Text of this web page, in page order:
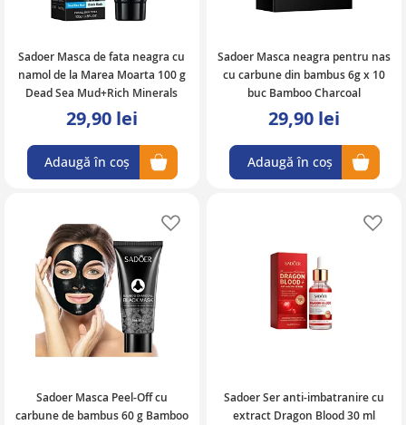
Sadoer Masca de fata neagra cu
namol de la Marea Moarta 100 g
Dead Sea Mud+Rich Minerals
29,90 lei
Adaugă în coș
Sadoer Masca neagra pentru nas
cu carbune din bambus 6g x 10
buc Bamboo Charcoal
29,90 lei
Adaugă în coș
Sadoer Masca Peel-Off cu
carbune de bambus 60 g Bamboo
Sadoer Ser anti-imbatranire cu
extract Dragon Blood 30 ml